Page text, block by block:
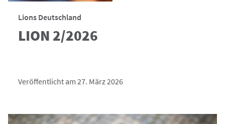
Lions Deutschland
LION 2/2026
Veröffentlicht am 27. März 2026